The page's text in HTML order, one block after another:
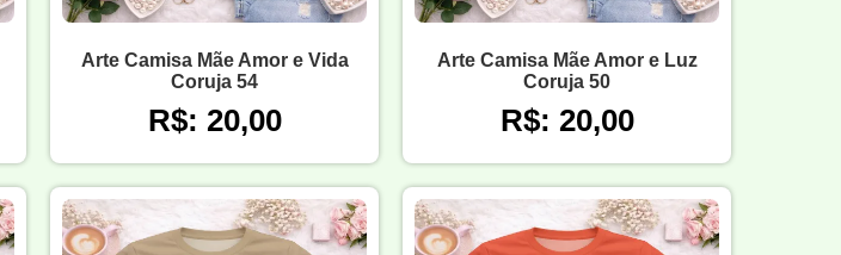
Arte Camisa Mãe Amor e Vida
Coruja 54
R$: 20,00
Arte Camisa Mãe Amor e Luz
Coruja 50
R$: 20,00